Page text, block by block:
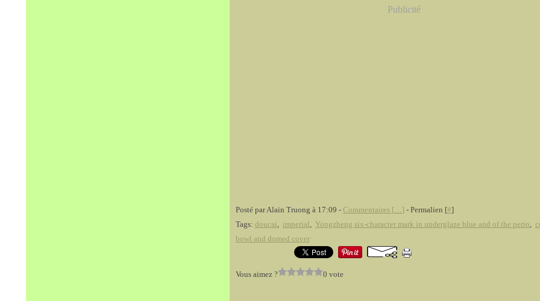
Publicité
Posté par Alain Truong à 17:09 - Commentaires [… ] - Permalien [#]
Tags: doucai, imperial, Yongzheng six-character mark in underglaze blue and of the perio,
bowl and domed cover
Vous aimez ? 0 vote